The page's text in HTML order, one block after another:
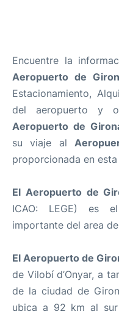
Encuentre la
Aeropuerto de
Estacionamiento,
del aeropuerto y
Aeropuerto de
su viaje al
proporcionada en esta
El Aeropuerto de
ICAO: LEGE) es
importante del area
El Aeropuerto de
de Vilobí d’Onyar, a
de la ciudad de
ubica a 92 km al